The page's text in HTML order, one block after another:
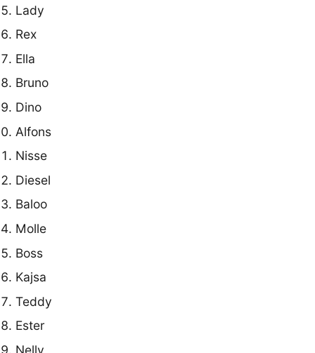
Lady
Rex
Ella
Bruno
Dino
Alfons
Nisse
Diesel
Baloo
Molle
Boss
Kajsa
Teddy
Ester
Nelly